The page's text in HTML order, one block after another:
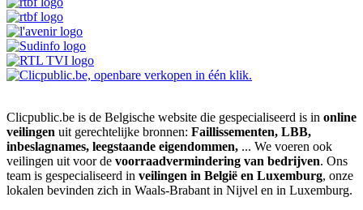
Clicpublic.be is de Belgische website die gespecialiseerd is in online
veilingen uit gerechtelijke bronnen: Faillissementen, LBB,
inbeslagnames, leegstaande eigendommen, ... We voeren ook
veilingen uit voor de voorraadvermindering van bedrijven. Ons
team is gespecialiseerd in veilingen in België en Luxemburg, onze
lokalen bevinden zich in Waals-Brabant in Nijvel en in Luxemburg.